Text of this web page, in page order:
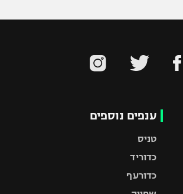
ענפים נוספים
טניס
כדוריד
כדורעף